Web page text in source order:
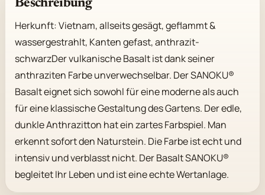
Beschreibung
Herkunft: Vietnam, allseits gesägt, geflammt &
wassergestrahlt, Kanten gefast, anthrazit-
schwarzDer vulkanische Basalt ist dank seiner
anthraziten Farbe unverwechselbar. Der SANOKU®
Basalt eignet sich sowohl für eine moderne als auch
für eine klassische Gestaltung des Gartens. Der edle,
dunkle Anthrazitton hat ein zartes Farbspiel. Man
erkennt sofort den Naturstein. Die Farbe ist echt und
intensiv und verblasst nicht. Der Basalt SANOKU®
begleitet Ihr Leben und ist eine echte Wertanlage.